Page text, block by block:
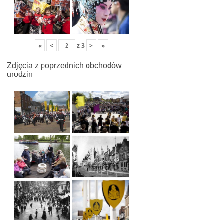
« < z3 > »
Zdjęcia z poprzednich obchodów
urodzin